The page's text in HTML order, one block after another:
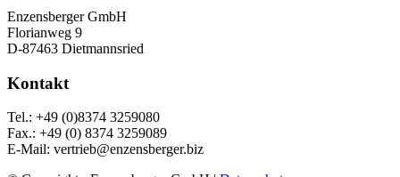
Enzensberger GmbH
Florianweg 9
D-87463 Dietmannsried
Kontakt
Tel.: +49 (0)8374 3259080
Fax.: +49 (0) 8374 3259089
E-Mail: vertrieb@enzensberger.biz